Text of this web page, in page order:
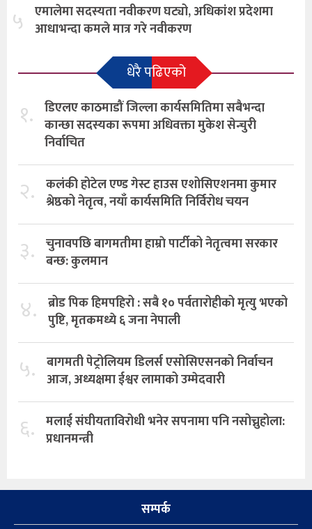
५ एमालेमा सदस्यता नवीकरण घट्यो, अधिकांश प्रदेशमा
आधाभन्दा कमले मात्र गरे नवीकरण
धेरै पढिएको
१. डिएलए काठमाडौं जिल्ला कार्यसमितिमा सबैभन्दा
कान्छा सदस्यका रूपमा अधिवक्ता मुकेश सेन्चुरी
निर्वाचित
२. कलंकी होटेल एण्ड गेस्ट हाउस एशोसिएशनमा कुमार
श्रेष्ठको नेतृत्व, नयाँ कार्यसमिति निर्विरोध चयन
३. चुनावपछि बागमतीमा हाम्राे पार्टीको नेतृत्वमा सरकार
बन्छ: कुलमान
४. ब्रोड पिक हिमपहिरो : सबै १० पर्वतारोहीको मृत्यु भएको
पुष्टि, मृतकमध्ये ६ जना नेपाली
५. बागमती पेट्रोलियम डिलर्स एसोसिएसनको निर्वाचन
आज, अध्यक्षमा ईश्वर लामाको उम्मेदवारी
६. मलाई संघीयताविरोधी भनेर सपनामा पनि नसोच्नुहोला:
प्रधानमन्त्री
सम्पर्क